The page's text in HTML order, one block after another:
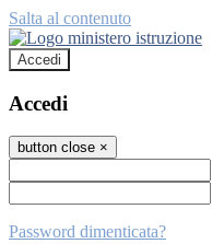
Salta al contenuto
Accedi
Accedi
button close ×
Password dimenticata?